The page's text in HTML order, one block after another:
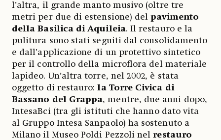
l’altra, il grande manto musivo (oltre tre
metri per due di estensione) delpavimento
della Basilica di Aquileia. Il restauro e la
pulitura sono stati seguiti dal consolidamento
e dall’applicazione di un protettivo sintetico
per il controllo della microflora del materiale
lapideo. Un’altra torre, nel 2002, è stata
oggetto di restauro:la Torre Civica di
Bassano del Grappa, mentre, due anni dopo,
IntesaBci (tra gli istituti che hanno dato vita
al Gruppo Intesa Sanpaolo) ha sostenuto a
Milano il Museo Poldi Pezzoli nelrestauro